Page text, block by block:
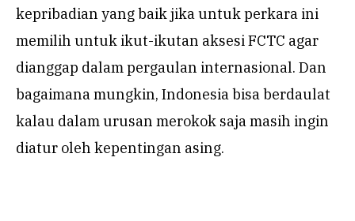
kepribadian yang baik jika untuk perkara ini
memilih untuk ikut-ikutan aksesi FCTC agar
dianggap dalam pergaulan internasional. Dan
bagaimana mungkin, Indonesia bisa berdaulat
kalau dalam urusan merokok saja masih ingin
diatur oleh kepentingan asing.